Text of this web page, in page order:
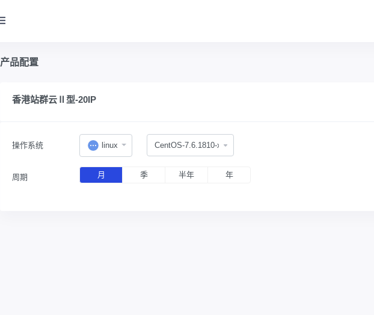
产品配置
香港站群云Ⅱ型-20IP
操作系统 linux
周期 月 季 半年 年